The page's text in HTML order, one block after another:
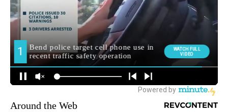
Around the Web